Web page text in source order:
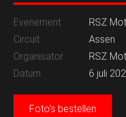
Evenement
RSZ
Circuit
Assen
Organisator
RSZ
Datum
6 juli
Foto's bestellen